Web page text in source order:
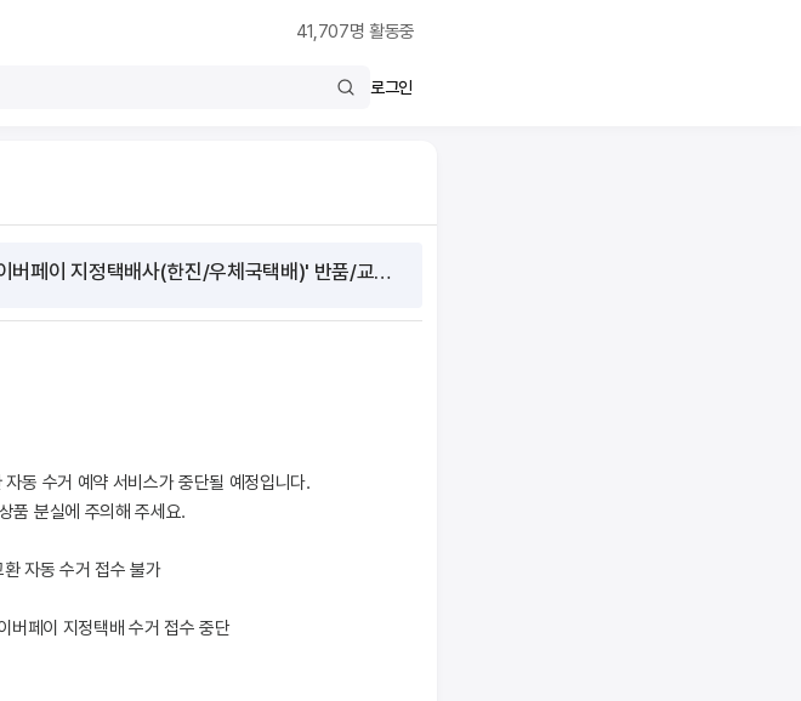
41,707명 활동중
로그인
스마트스토어, 2025년 추석 연휴 물량 증가로 인한 '네이버페이 지정택배사(한진/우체국택배)' 반품/교환 수거지시 불가 안내
동 수거 예약 서비스가 중단될 예정입니다.
품 분실에 주의해 주세요.
자동 수거 접수 불가
버페이 지정택배 수거 접수 중단